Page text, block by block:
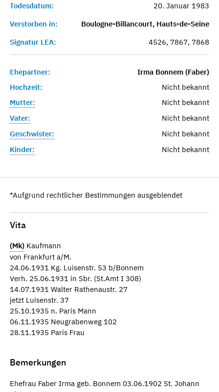
Todesdatum:
20. Januar 1983
Verstorben in:
Boulogne-Billancourt, Hauts-de-Seine
Signatur LEA:
4526, 7867, 7868
Ehepartner:
Irma Bonnem (Faber)
Hochzeit:
Nicht bekannt
Mutter:
Nicht bekannt
Vater:
Nicht bekannt
Geschwister:
Nicht bekannt
Kinder:
Nicht bekannt
*Aufgrund rechtlicher Bestimmungen ausgeblendet
Vita
(Mk) Kaufmann
von Frankfurt a/M.
24.06.1931 Kg. Luisenstr. 53 b/Bonnem
Verh. 25.06.1931 in Sbr. (St.Amt I 308)
14.07.1931 Walter Rathenaustr. 27
jetzt Luisenstr. 37
25.10.1935 n. Paris Mann
06.11.1935 Neugrabenweg 102
28.11.1935 Paris Frau
Bemerkungen
Ehefrau Faber Irma geb. Bonnem 03.06.1902 St. Johann